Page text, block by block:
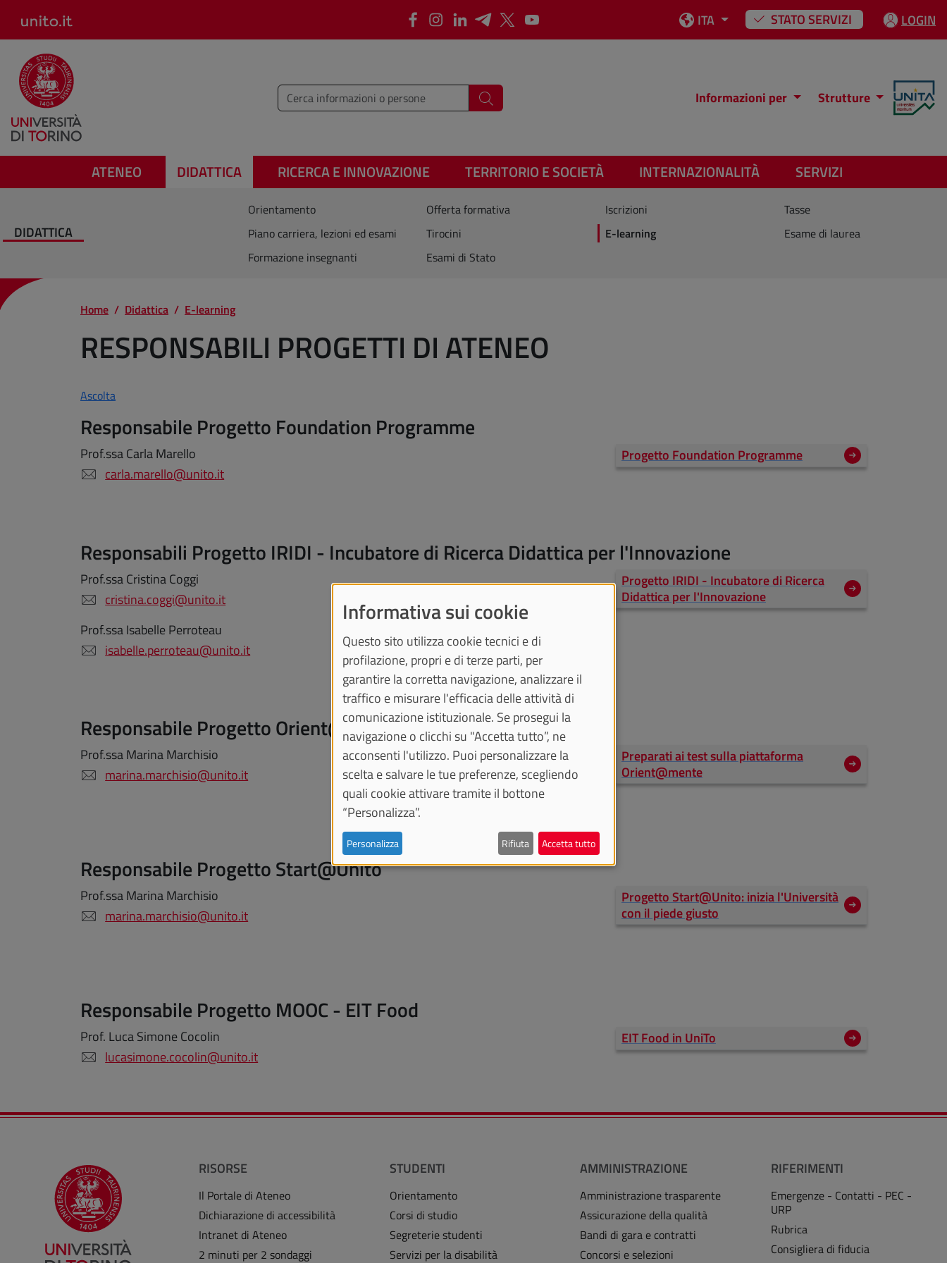
FacebookInstagram
LinkedInTelegram
X Youtube
ITA STATO SERVIZI LOGIN
Inserisci i termini da cercare Cerca Informazioni per Strutture
ATENEO DIDATTICA RICERCA E INNOVAZIONE TERRITORIO E SOCIETÀ INTERNAZIONALITÀ SERVIZI
DIDATTICA
Orientamento Offerta formativa Iscrizioni
Tasse
Piano carriera, lezioni ed esami
Tirocini E-learning
Esame di laurea
Formazione insegnanti
Esami di Stato
Home Didattica E-learning
RESPONSABILI PROGETTI DI ATENEO
Ascolta
Responsabile Progetto Foundation Programme
Prof.ssa Carla Marello
carla.marello@unito.it
Progetto Foundation Programme
Responsabili Progetto IRIDI - Incubatore di Ricerca Didattica per l'Innovazione
Prof.ssa Cristina Coggi
cristina.coggi@unito.it
Prof.ssa Isabelle Perroteau
isabelle.perroteau@unito.it
Progetto IRIDI - Incubatore di Ricerca
Didattica per l'Innovazione
Responsabile Progetto Orient@mente
Prof.ssa Marina Marchisio
marina.marchisio@unito.it
Preparati ai test sulla piattaforma
Orient@mente
Responsabile Progetto Start@Unito
Prof.ssa Marina Marchisio
marina.marchisio@unito.it
Progetto Start@Unito: inizia l'Università
con il piede giusto
Responsabile Progetto MOOC - EIT Food
Prof. Luca Simone Cocolin
lucasimone.cocolin@unito.it
EIT Food in UniTo
RISORSE
Il Portale di Ateneo
Dichiarazione di accessibilità
Intranet di Ateneo
2 minuti per 2 sondaggi
STUDENTI
Orientamento
Corsi di studio
Segreterie studenti
Servizi per la disabilità
AMMINISTRAZIONE
Amministrazione trasparente
Assicurazione della qualità
Bandi di gara e contratti
Concorsi e selezioni
RIFERIMENTI
Emergenze - Contatti - PEC -
URP
Rubrica
Consigliera di fiducia
Informativa sui cookie
Questo sito utilizza cookie tecnici e di
profilazione, propri e di terze parti, per
garantire la corretta navigazione, analizzare il
traffico e misurare l'efficacia delle attività di
comunicazione istituzionale. Se prosegui la
navigazione o clicchi su "Accetta tutto”, ne
acconsenti l'utilizzo. Puoi personalizzare la
scelta e salvare le tue preferenze, scegliendo
quali cookie attivare tramite il bottone
“Personalizza”.
Personalizza Rifiuta Accetta tutto